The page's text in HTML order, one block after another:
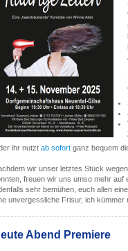
ihr nutzt ab sofort ganz bequem
wir unser letztes Stück
freuen wir uns umso mehr
sehr bemühen, euch allen
unvergessliche Frisur, ich kümmer
Abend Premiere